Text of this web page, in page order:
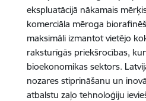
ekspluatācijā nākamais
komerciāla mēroga
maksimāli izmantot vietējo
raksturīgās priekšrocības,
bioekonomikas sektors.
nozares stiprināšanu un
atbalstu zaļo tehnoloģiju